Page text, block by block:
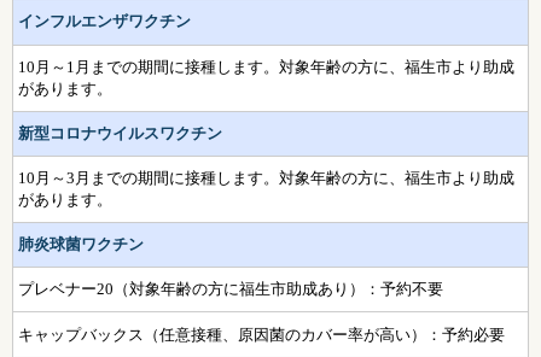
インフルエンザワクチン
10月～1月までの期間に接種します。対象年齢の方に、福生市より助成
があります。
新型コロナウイルスワクチン
10月～3月までの期間に接種します。対象年齢の方に、福生市より助成
があります。
肺炎球菌ワクチン
プレベナー20（対象年齢の方に福生市助成あり） ：予約不要
キャップバックス（任意接種、原因菌のカバー率が高い）：予約必要